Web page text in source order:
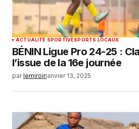
ACTUALITÉ SPORTIVESPORTS LOCAUX
BÉNIN Ligue Pro 24-25 :
l’issue de la 16e journée
par lemiroirjanvier 13, 2025